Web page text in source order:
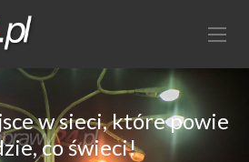
w sieci, które powie
co świeci!